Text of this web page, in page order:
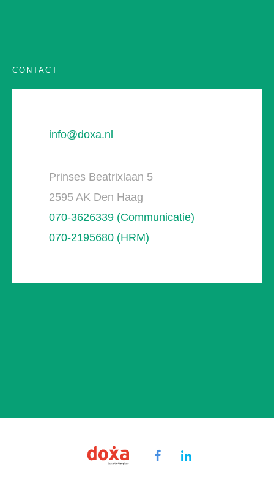
CONTACT
info@doxa.nl
Prinses Beatrixlaan 5
2595 AK Den Haag
070-3626339 (Communicatie)
070-2195680 (HRM)